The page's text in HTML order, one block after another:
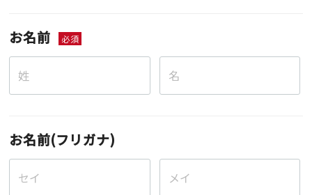
お名前 必須
お名前(フリガナ)